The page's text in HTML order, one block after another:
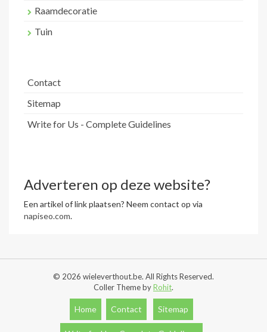
Raamdecoratie
Tuin
Contact
Sitemap
Write for Us - Complete Guidelines
Adverteren op deze website?
Een artikel of link plaatsen? Neem contact op via
napiseo.com.
© 2026 wieleverthout.be. All Rights Reserved.
Coller Theme byRohit.
Home Contact Sitemap